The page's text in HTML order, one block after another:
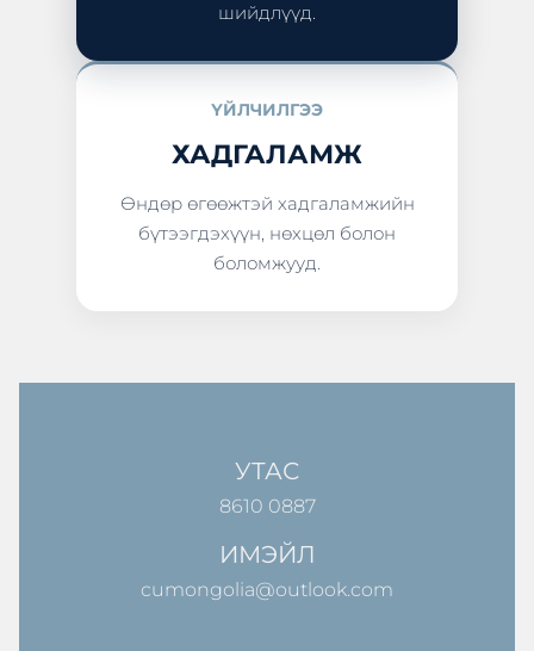
шийдлүүд.
ҮЙЛЧИЛГЭЭ
ХАДГАЛАМЖ
Өндөр өгөөжтэй хадгаламжийн
бүтээгдэхүүн, нөхцөл болон
боломжууд.
УТАС
8610 0887
ИМЭЙЛ
cumongolia@outlook.com